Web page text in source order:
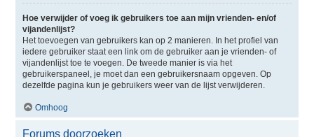
Hoe verwijder of voeg ik gebruikers toe aan mijn vrienden- en/of
vijandenlijst?
Het toevoegen van gebruikers kan op 2 manieren. In het profiel van
iedere gebruiker staat een link om de gebruiker aan je vrienden- of
vijandenlijst toe te voegen. De tweede manier is via het
gebruikerspaneel, je moet dan een gebruikersnaam opgeven. Op
dezelfde pagina kun je gebruikers weer van de lijst verwijderen.
Omhoog
Forums doorzoeken